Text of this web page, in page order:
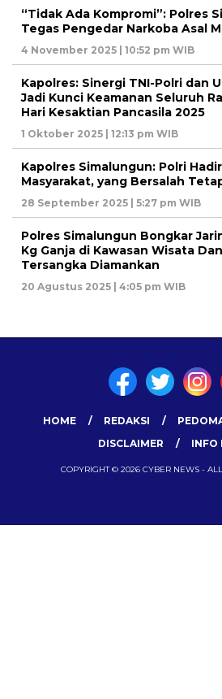
“Tidak Ada Kompromi”: Polres
Tegas Pengedar Narkoba Asal
4 November 2025 | 10:52 pm WIB
Kapolres: Sinergi TNI-Polri dan
Jadi Kunci Keamanan Seluruh
Hari Kesaktian Pancasila 2025
1 Oktober 2025 | 12:13 pm WIB
Kapolres Simalungun: Polri
Masyarakat, yang Bersalah
28 September 2025 | 5:27 pm WIB
Polres Simalungun Bongkar
Kg Ganja di Kawasan Wisata
Tersangka Diamankan
20 Agustus 2025 | 4:05 pm WIB
HOME REDAKSI
DISCLAIMER
INFO
COPYRIGHT © 2026 CYBER NEWS -